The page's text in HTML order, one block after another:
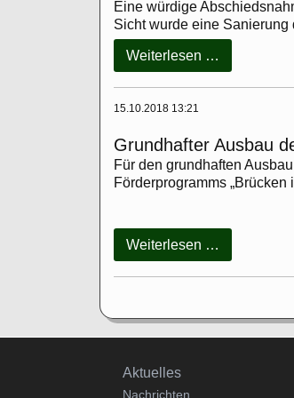
über
die
eines
Auftrages
Eine würdige
Sicht wurde eine
Weiterlesen …
und
Neubau
auf
dem
Friedhof
in
15.10.2018 13:21
Grundhafter Ausbau
Für den grundhaften
Förderprogramms
Weiterlesen …
Ausbau
der
"Am
Navigation
überspringen
Aktuelles
Nachrichten